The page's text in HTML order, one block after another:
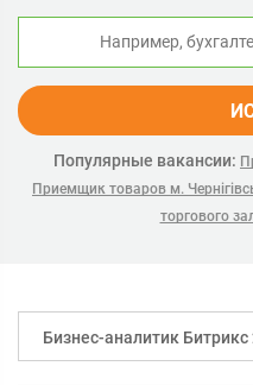
Популярные вакансии:
Приемщик товаров м.
торгового
Бизнес-аналитик Битрикс